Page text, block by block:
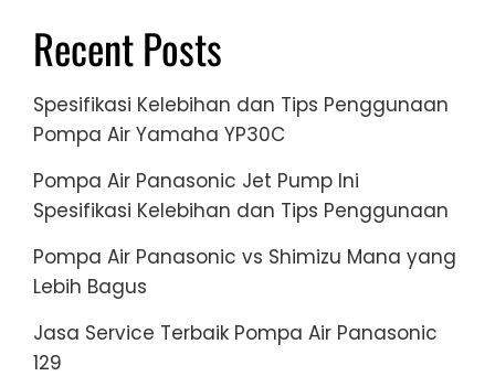
Recent Posts
Spesifikasi Kelebihan dan Tips Penggunaan
Pompa Air Yamaha YP30C
Pompa Air Panasonic Jet Pump Ini
Spesifikasi Kelebihan dan Tips Penggunaan
Pompa Air Panasonic vs Shimizu Mana yang
Lebih Bagus
Jasa Service Terbaik Pompa Air Panasonic
129